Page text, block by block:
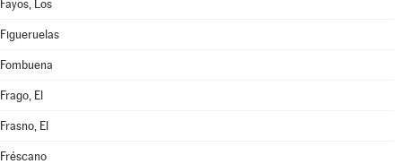
Fayos, Los
Figueruelas
Fombuena
Frago, El
Frasno, El
Fréscano